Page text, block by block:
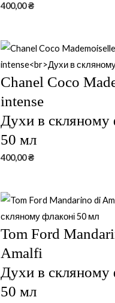
400,00₴
Chanel Coco
intense
Духи в скляному
50 мл
400,00₴
Tom Ford
Amalfi
Духи в скляному
50 мл